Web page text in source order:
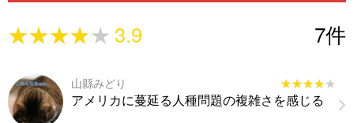
★★★★★
★★★★★ 3.9 7件
山縣みどり ★★★★★
★★★★★
アメリカに蔓延る人種問題の複雑さを感じる